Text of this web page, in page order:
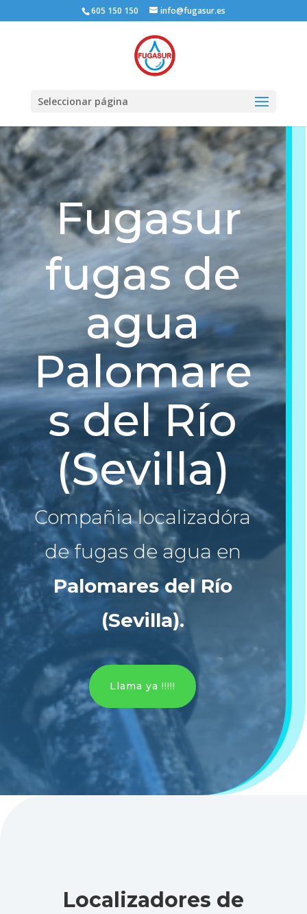
605 150 150 info@fugasur.es
Seleccionar página
Fugasur
fugas de
agua
Palomare
s del Río
(Sevilla)
Compañia localizadóra
de fugas de agua en
Palomares del Río
(Sevilla).
Llama ya !!!!!
Localizadores de